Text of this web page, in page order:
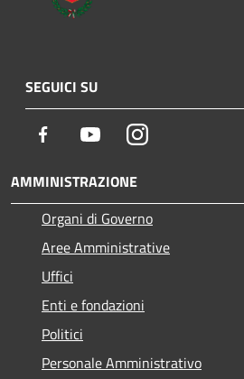
SEGUICI SU
Facebook YoutubeInstagram
AMMINISTRAZIONE
Organi di Governo
Aree Amministrative
Uffici
Enti e fondazioni
Politici
Personale Amministrativo